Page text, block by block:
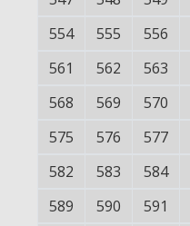
554
555 556
561
562 563
568
569 570
575
576 577
582
583 584
589
590 591